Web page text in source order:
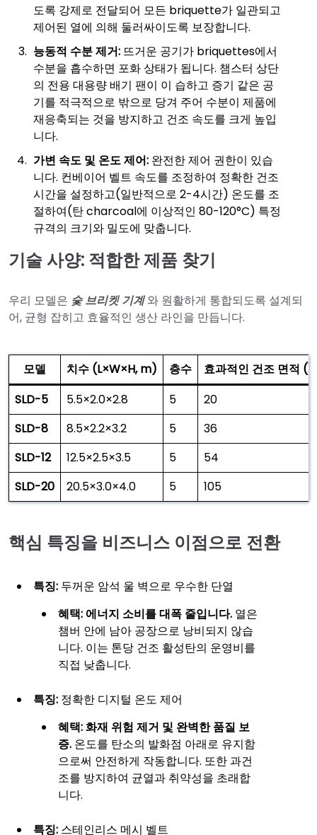
도록 강제로 전달되어 모든 briquette가 일관되고
제어된 열에 의해 둘러싸이도록 보장합니다.
능동적 수분 제거: 뜨거운 공기가 briquettes에서
수분을 흡수하면 포화 상태가 됩니다. 챔스터 상단
의 전용 대용량 배기 팬이 이 습하고 증기 같은 공
기를 적극적으로 밖으로 당겨 주어 수분이 제품에
재응축되는 것을 방지하고 건조 속도를 크게 높입
니다.
가변 속도 및 온도 제어: 완전한 제어 권한이 있습
니다. 컨베이어 벨트 속도를 조정하여 정확한 건조
시간을 설정하고(일반적으로 2-4시간) 온도를 조
절하여(탄 charcoal에 이상적인 80-120°C) 특정
규격의 크기와 밀도에 맞춥니다.
기술 사양: 적합한 제품 찾기
우리 모델은 숯 브리켓 기계와 원활하게 통합되도록 설계되
어, 균형 잡히고 효율적인 생산 라인을 만듭니다.
모델 치수 (L×W×H, m) 층수
효과적인 건조 면적
SLD-5
5.5×2.0×2.8 5
20
SLD-8
8.5×2.2×3.2 5
36
SLD-12
12.5×2.5×3.5 5
54
SLD-20
20.5×3.0×4.0 5 105
핵심 특징을 비즈니스 이점으로 전환
특징: 두꺼운 암석 울 벽으로 우수한 단열
혜택: 에너지 소비를 대폭 줄입니다. 열은
챔버 안에 남아 공장으로 낭비되지 않습
니다. 이는 톤당 건조 활성탄의 운영비를
직접 낮춥니다.
특징: 정확한 디지털 온도 제어
혜택:화재 위험 제거 및 완벽한 품질 보
증. 온도를 탄소의 발화점 아래로 유지함
으로써 안전하게 작동합니다. 또한 과건
조를 방지하여 균열과 취약성을 초래합
니다.
특징: 스테인리스 메시 벨트